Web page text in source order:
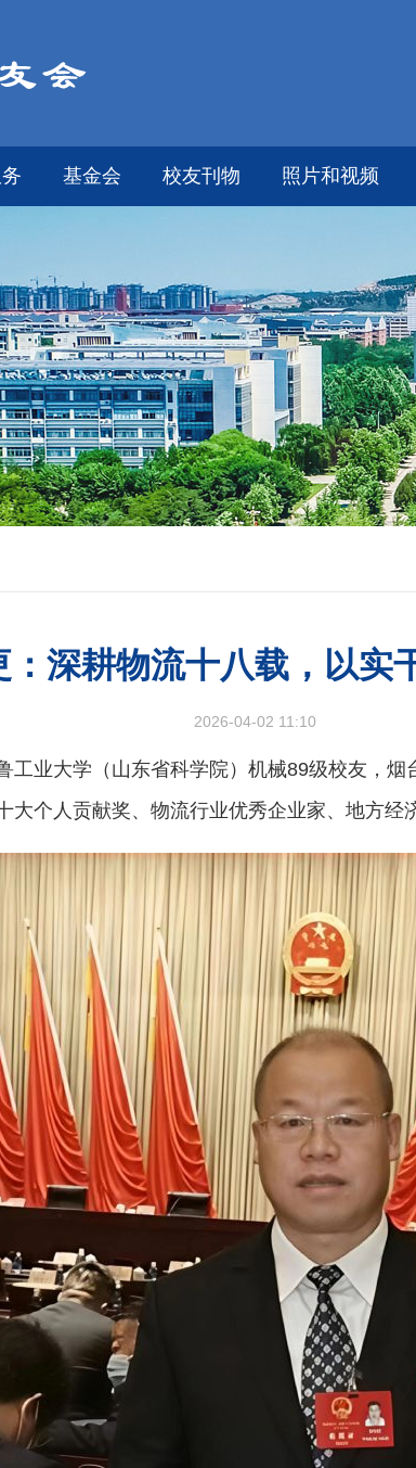
基金会 校友刊物 照片和视频
深耕物流十八载，以实
2026-04-02 11:10
工业大学（山东省科学院）机械89级校友，
个人贡献奖、物流行业优秀企业家、地方经